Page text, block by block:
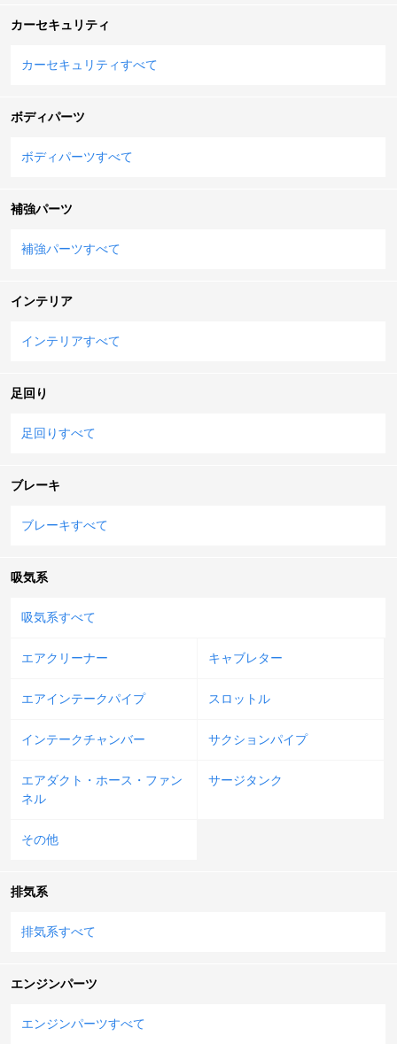
カーセキュリティ
カーセキュリティすべて
ボディパーツ
ボディパーツすべて
補強パーツ
補強パーツすべて
インテリア
インテリアすべて
足回り
足回りすべて
ブレーキ
ブレーキすべて
吸気系
吸気系すべて
エアクリーナー キャブレター
エアインテークパイプ スロットル
インテークチャンバー サクションパイプ
エアダクト・ホース・ファン
ネル
サージタンク
その他
排気系
排気系すべて
エンジンパーツ
エンジンパーツすべて